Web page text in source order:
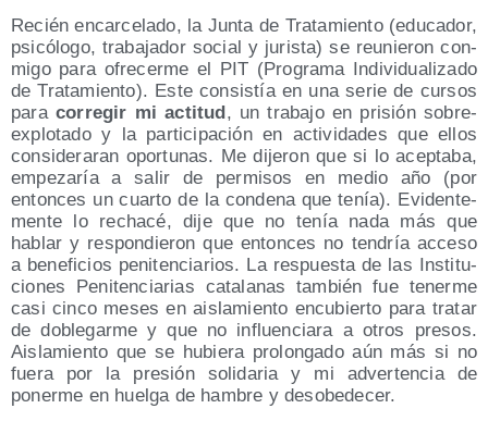
Recién encar­ce­la­do, la Jun­ta de Tra­ta­mien­to (edu­ca­dor,
psi­có­lo­go, tra­ba­ja­dor social y juris­ta) se reu­nie­ron con­
mi­go para ofre­cer­me el PIT (Pro­gra­ma Indi­vi­dua­li­za­do
de Tra­ta­mien­to). Este con­sis­tía en una serie de cur­sos
para corre­gir mi acti­tud, un tra­ba­jo en pri­sión sobre­
ex­plo­ta­do y la par­ti­ci­pa­ción en acti­vi­da­des que ellos
con­si­de­ra­ran opor­tu­nas. Me dije­ron que si lo acep­ta­ba,
empe­za­ría a salir de per­mi­sos en medio año (por
enton­ces un cuar­to de la con­de­na que tenía). Evi­den­te­
men­te lo recha­cé, dije que no tenía nada más que
hablar y res­pon­die­ron que enton­ces no ten­dría acce­so
a bene­fi­cios peni­ten­cia­rios. La res­pues­ta de las Ins­ti­tu­
cio­nes Peni­ten­cia­rias cata­la­nas tam­bién fue tener­me
casi cin­co meses en ais­la­mien­to encu­bier­to para tra­tar
de doble­gar­me y que no influen­cia­ra a otros pre­sos.
Ais­la­mien­to que se hubie­ra pro­lon­ga­do aún más si no
fue­ra por la pre­sión soli­da­ria y mi adver­ten­cia de
poner­me en huel­ga de ham­bre y desobedecer.